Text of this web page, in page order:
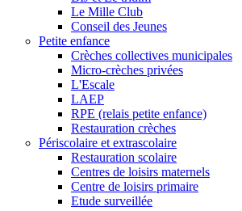
Le Mille Club
Conseil des Jeunes
Petite enfance
Crèches collectives municipales
Micro-crèches privées
L'Escale
LAEP
RPE (relais petite enfance)
Restauration crèches
Périscolaire et extrascolaire
Restauration scolaire
Centres de loisirs maternels
Centre de loisirs primaire
Etude surveillée